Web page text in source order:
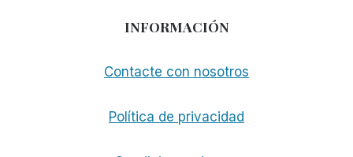
INFORMACIÓN
Contacte con nosotros
Política de privacidad